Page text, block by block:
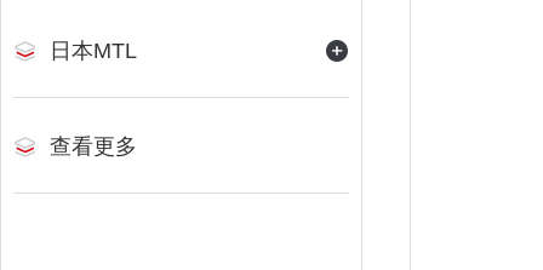
日本MTL
查看更多